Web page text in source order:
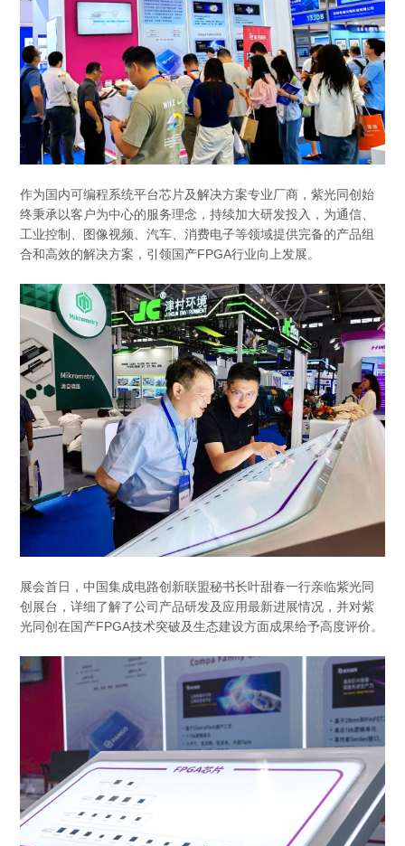
作为国内可编程系统平台芯片及解决方案专业厂商，紫光同创始
终秉承以客户为中心的服务理念，持续加大研发投入，为通信、
工业控制、图像视频、汽车、消费电子等领域提供完备的产品组
合和高效的解决方案，引领国产FPGA行业向上发展。
展会首日，中国集成电路创新联盟秘书长叶甜春一行亲临紫光同
创展台，详细了解了公司产品研发及应用最新进展情况，并对紫
光同创在国产FPGA技术突破及生态建设方面成果给予高度评价。